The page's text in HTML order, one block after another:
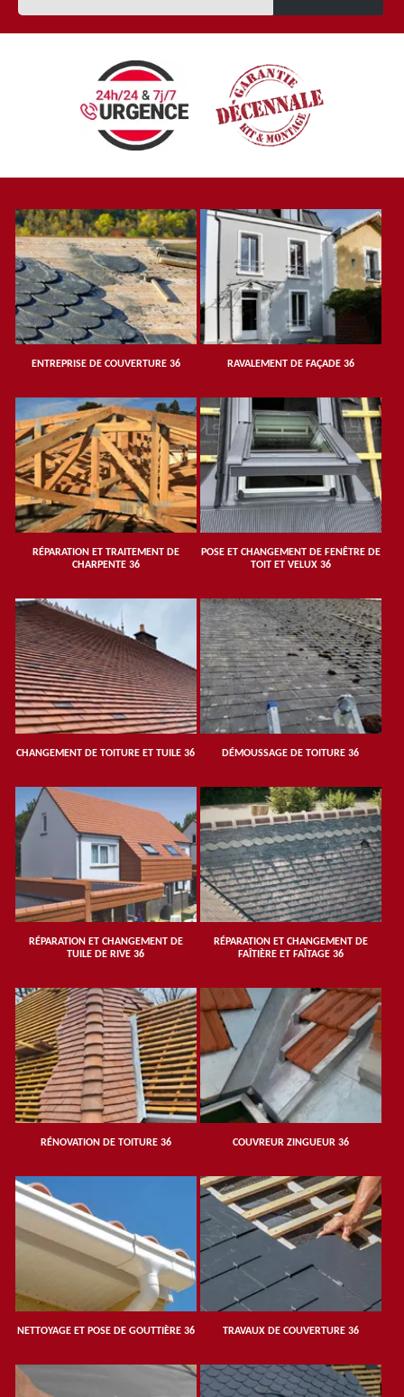
ENTREPRISE DE COUVERTURE 36 RAVALEMENT DE FAÇADE 36
RÉPARATION ET TRAITEMENT DE
CHARPENTE 36
POSE ET CHANGEMENT DE FENÊTRE DE
TOIT ET VELUX 36
CHANGEMENT DE TOITURE ET TUILE 36 DÉMOUSSAGE DE TOITURE 36
RÉPARATION ET CHANGEMENT DE
TUILE DE RIVE 36
RÉPARATION ET CHANGEMENT DE
FAÎTIÈRE ET FAÎTAGE 36
RÉNOVATION DE TOITURE 36 COUVREUR ZINGUEUR 36
NETTOYAGE ET POSE DE GOUTTIÈRE 36 TRAVAUX DE COUVERTURE 36